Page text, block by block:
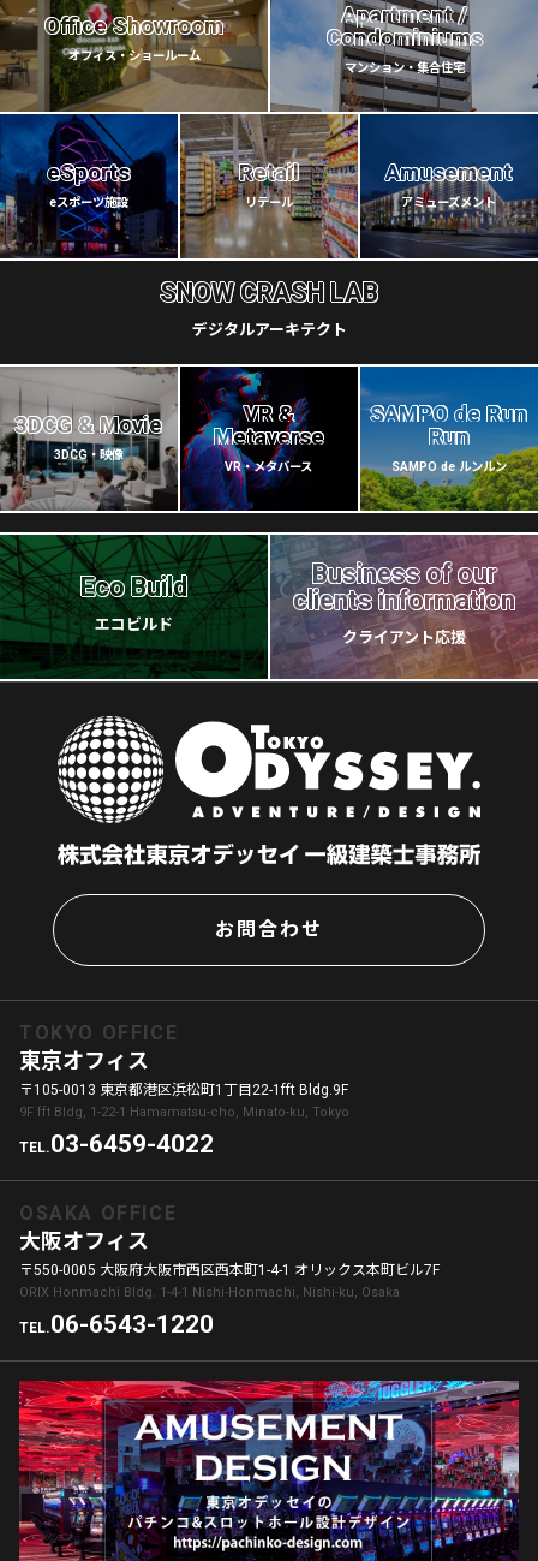
Office Showroom
オフィス・ショールーム
Apartment /
Condominiums
マンション・集合住宅
eSports
eスポーツ施設
Retail
リテール
Amusement
アミューズメント
SNOW CRASH LAB
デジタルアーキテクト
3DCG & Movie
3DCG・映像
VR &
Metaverse
VR・メタバース
SAMPO de Run
Run
SAMPO de ルンルン
Eco Build
エコビルド
Business of our
clients information
クライアント応援
お問合わせ
TOKYO OFFICE
東京オフィス
〒105-0013 東京都港区浜松町1丁目22-1fft Bldg.9F
9F fft Bldg, 1-22-1 Hamamatsu-cho, Minato-ku, Tokyo
TEL.03-6459-4022
OSAKA OFFICE
大阪オフィス
〒550-0005 大阪府大阪市西区西本町1-4-1 オリックス本町ビル7F
ORIX Honmachi Bldg. 1-4-1 Nishi-Honmachi, Nishi-ku, Osaka
TEL.06-6543-1220